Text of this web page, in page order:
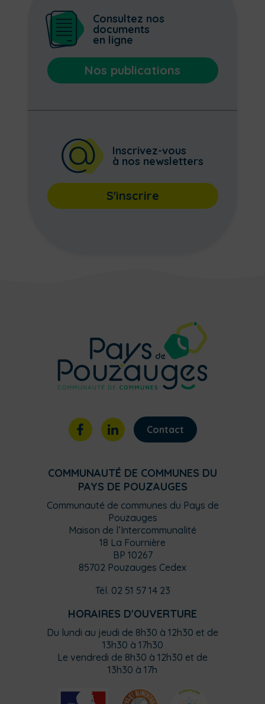
Consultez nos
documents
en ligne
Nos publications
Inscrivez-vous
à nos newsletters
S'inscrire
Contact
COMMUNAUTÉ DE COMMUNES DU
PAYS DE POUZAUGES
Communauté de communes du Pays de
Pouzauges
Maison de l’Intercommunalité
18 La Fournière
BP 10267
85702 Pouzauges Cedex
Tél. 02 51 57 14 23
HORAIRES D'OUVERTURE
Du lundi au jeudi de 8h30 à 12h30 et de
13h30 à 17h30
Le vendredi de 8h30 à 12h30 et de
13h30 à 17h